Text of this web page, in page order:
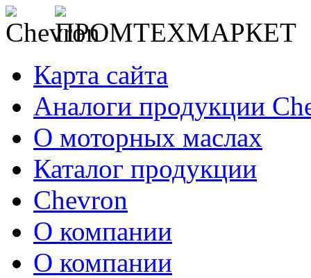
Карта сайта
Аналоги продукции
О моторных маслах
Каталог продукции
Chevron
О компании
О компании